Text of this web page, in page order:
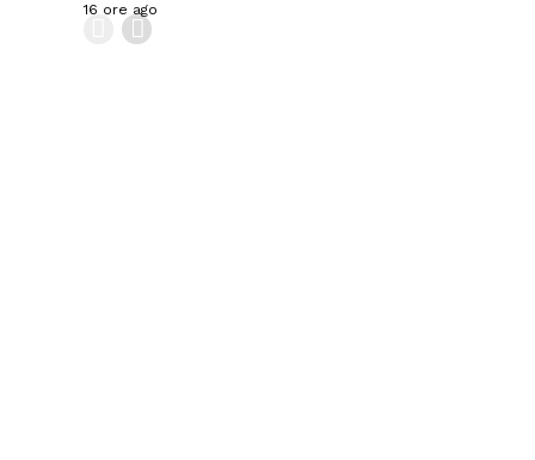
16 ore ago